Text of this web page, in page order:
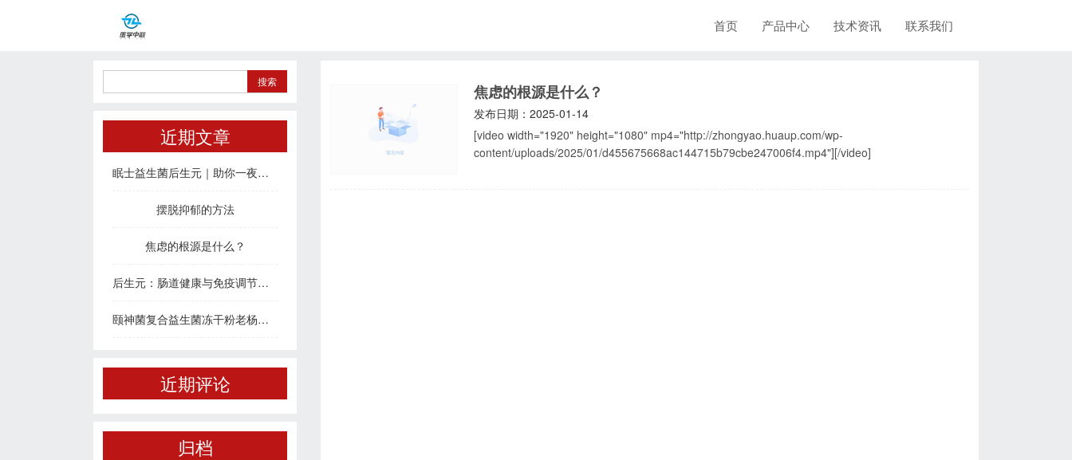
首页 产品中心 技术资讯 联系我们
近期文章
眠士益生菌后生元｜助你一夜好眠，治愈疲惫身心
摆脱抑郁的方法
焦虑的根源是什么？
后生元：肠道健康与免疫调节的新密码
颐神菌复合益生菌冻干粉老杨说睡眠
近期评论
归档
焦虑的根源是什么？
发布日期：2025-01-14
[video width="1920" height="1080" mp4="http://zhongyao.huaup.com/wp-
content/uploads/2025/01/d455675668ac144715b79cbe247006f4.mp4"][/video]